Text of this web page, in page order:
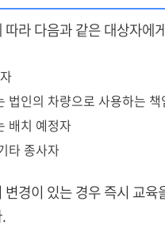
라 다음과 같은 대상자에
법인의 차량으로 사용하는
배치 예정자
타 종사자
경이 있는 경우 즉시 교